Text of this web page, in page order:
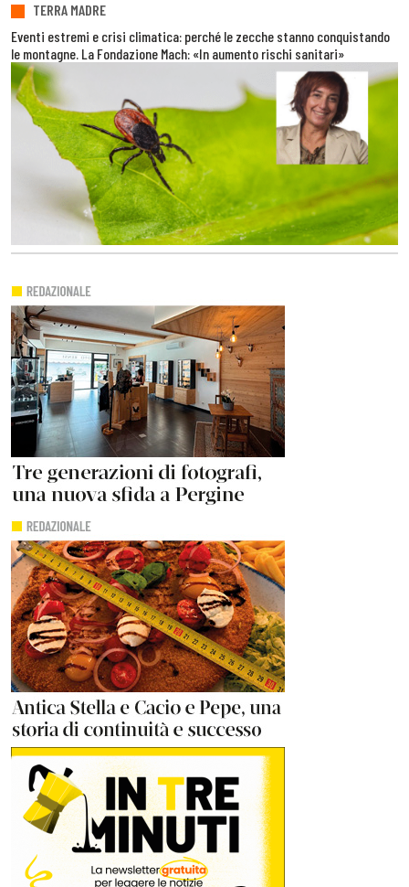
TERRA MADRE
Eventi estremi e crisi climatica: perché le zecche stanno conquistando
le montagne. La Fondazione Mach: «In aumento rischi sanitari»